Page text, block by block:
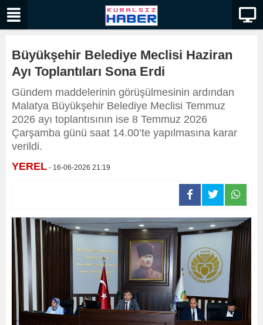
Büyükşehir Belediye Meclisi Haziran
Ayı Toplantıları Sona Erdi
Gündem maddelerinin görüşülmesinin ardından
Malatya Büyükşehir Belediye Meclisi Temmuz
2026 ayı toplantısının ise 8 Temmuz 2026
Çarşamba günü saat 14.00’te yapılmasına karar
verildi.
YEREL - 16-06-2026 21:19